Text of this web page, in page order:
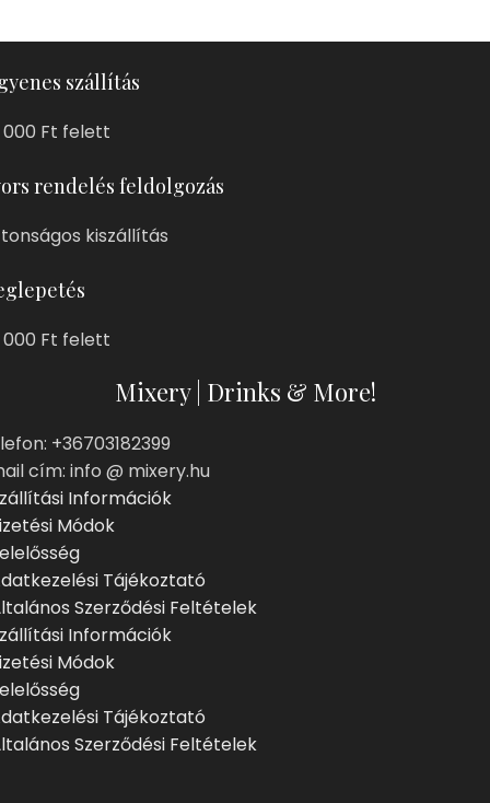
szállítás
000 Ft felett
rendelés feldolgozás
kiszállítás
000 Ft felett
Mixery | Drinks & More!
+36703182399
cím: info @ mixery.hu
Információk
Módok
Tájékoztató
Szerződési Feltételek
Információk
Módok
Tájékoztató
Szerződési Feltételek